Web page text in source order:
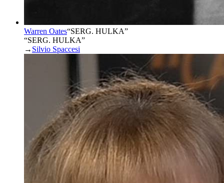
Warren Oates“SERG. HULKA”
“SERG. HULKA”
→ Silvio Spaccesi